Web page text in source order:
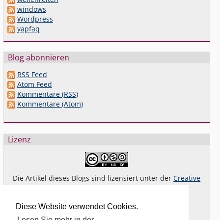
Diese Website verwendet Cookies.
windows
Wordpress
yapfaq
Blog abonnieren
RSS Feed
Atom Feed
Kommentare (RSS)
Kommentare (Atom)
Lizenz
Die Artikel dieses Blogs sind lizensiert unter derCreative
Das giltnichtfür Bilder oder (andere) erkennbare